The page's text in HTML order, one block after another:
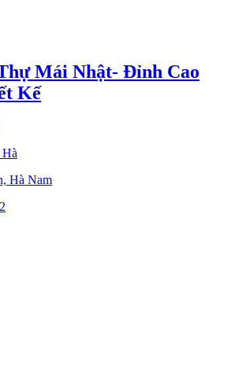
Mái Nhật- Đỉnh Cao
Kế
Hà Nam